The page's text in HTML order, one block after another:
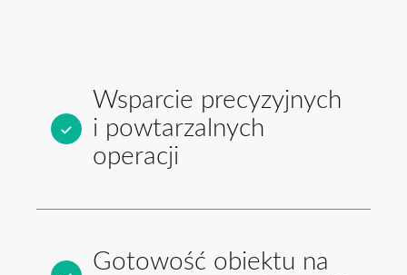
Wsparcie precyzyjnych
i powtarzalnych
operacji
Gotowość obiektu na